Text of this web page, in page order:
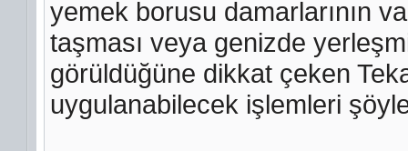
yemek borusu damarlarının
taşması veya genizde
görüldüğüne dikkat çeken
uygulanabilecek işlemleri